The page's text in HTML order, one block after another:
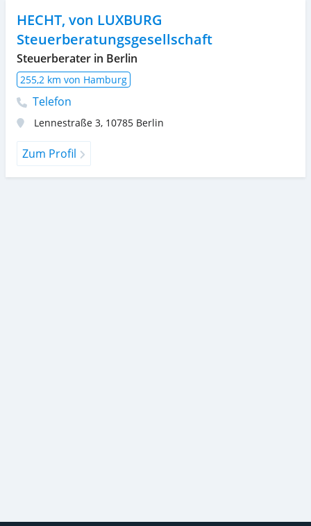
HECHT, von LUXBURG
Steuerberatungsgesellschaft
Steuerberater in Berlin
255,2 km von Hamburg
Telefon
Lennestraße 3, 10785 Berlin
Zum Profil